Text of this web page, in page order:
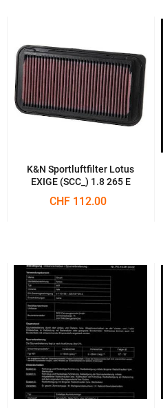
K&N Sportluftfilter Lotus
EXIGE (SCC_) 1.8 265 E
CHF 112.00